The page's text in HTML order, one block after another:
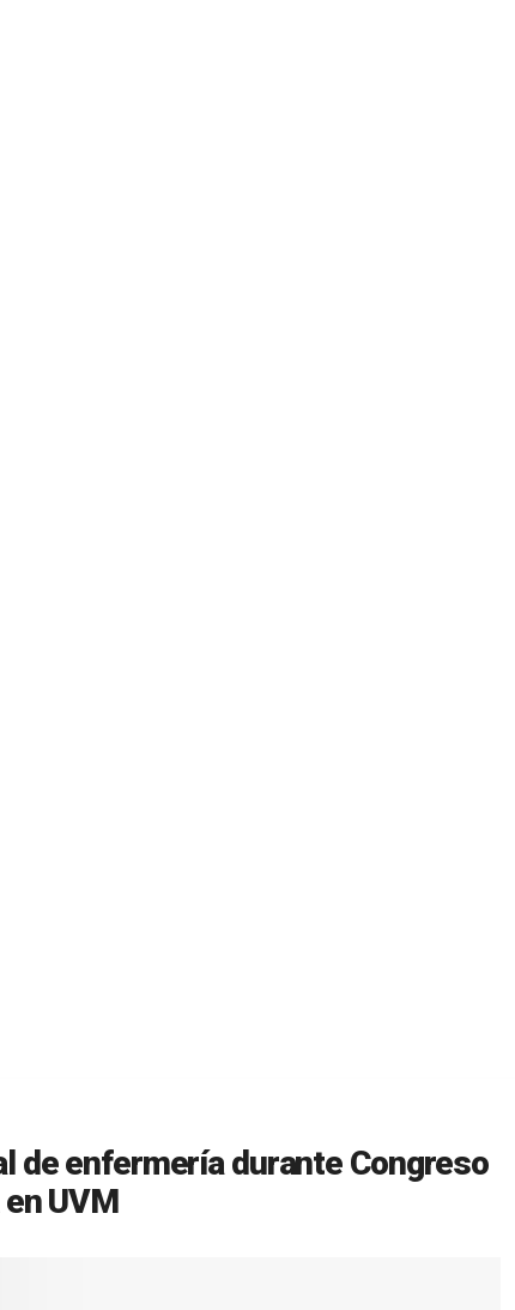
de enfermería durante Congreso
UVM